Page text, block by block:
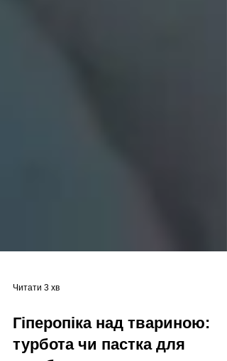
Читати 3 хв
Гіперопіка над твариною: